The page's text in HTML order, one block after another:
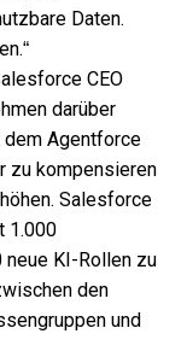
Daten.
CEO
darüber
dem Agentforce
zu kompensieren
Salesforce
1.000
neue KI-Rollen zu
den
und